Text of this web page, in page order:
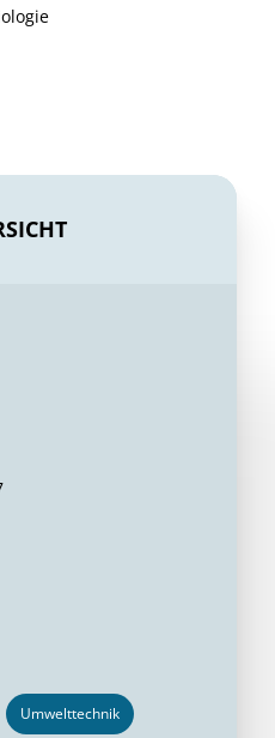
Umwelttechnik